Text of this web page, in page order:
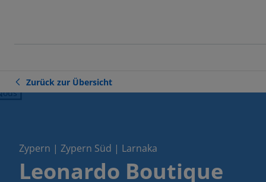
Zurück zur Übersicht
Zypern | Zypern Süd | Larnaka
Leonardo Boutique